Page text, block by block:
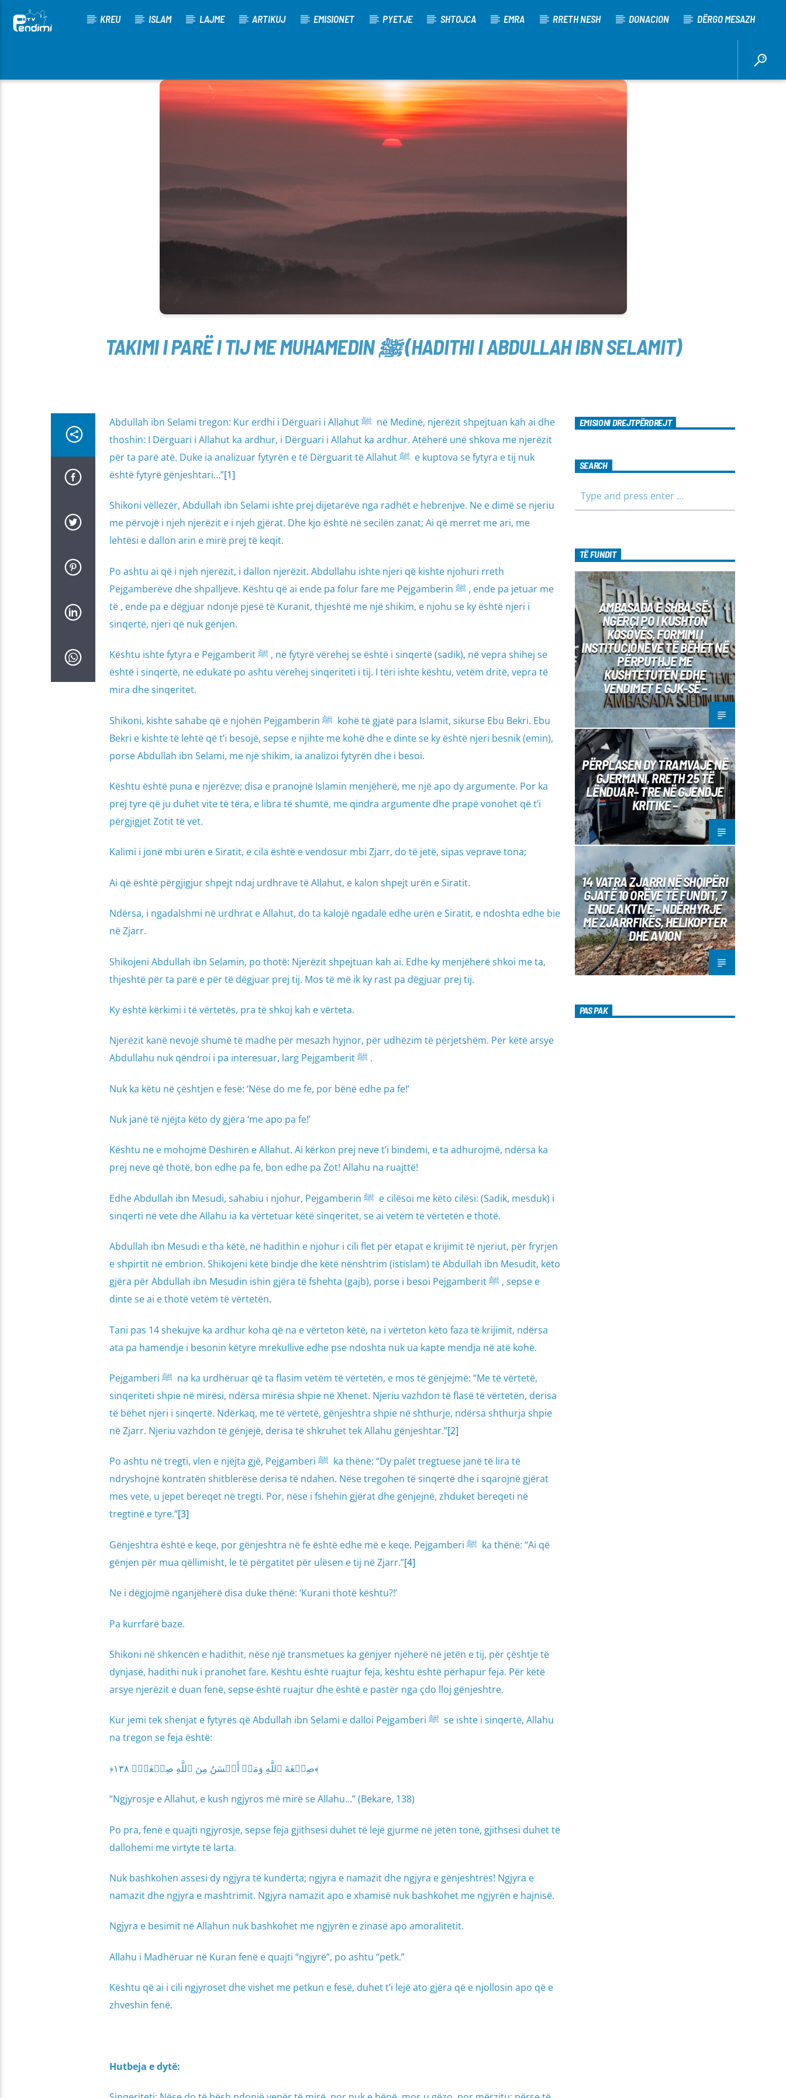
KREU ISLAM LAJME ARTIKUJ EMISIONET PYETJE SHTOJCA EMRA RRETH NESH DONACION DËRGO MESAZH
[There are no radio stations in the database]
TAKIMI I PARË I TIJ ME MUHAMEDIN ﷺ (HADITHI I ABDULLAH IBN SELAMIT)
Abdullah ibn Selami tregon: Kur erdhi i Dërguari i Allahut ﷺ në Medinë, njerëzit shpejtuan kah ai dhe
thoshin: I Dërguari i Allahut ka ardhur, i Dërguari i Allahut ka ardhur. Atëherë unë shkova me njerëzit
për ta parë atë. Duke ia analizuar fytyrën e të Dërguarit të Allahut ﷺ e kuptova se fytyra e tij nuk
është fytyrë gënjeshtari…”[1]
Shikoni vëllezër, Abdullah ibn Selami ishte prej dijetarëve nga radhët e hebrenjve. Ne e dimë se njeriu
me përvojë i njeh njerëzit e i njeh gjërat. Dhe kjo është në secilën zanat; Ai që merret me ari, me
lehtësi e dallon arin e mirë prej të keqit.
Po ashtu ai që i njeh njerëzit, i dallon njerëzit. Abdullahu ishte njeri që kishte njohuri rreth
Pejgamberëve dhe shpalljeve. Kështu që ai ende pa folur fare me Pejgamberin ﷺ , ende pa jetuar me
të , ende pa e dëgjuar ndonjë pjesë të Kuranit, thjeshtë me një shikim, e njohu se ky është njeri i
sinqertë, njeri që nuk gënjen.
Kështu ishte fytyra e Pejgamberit ﷺ , në fytyrë vërehej se është i sinqertë (sadik), në vepra shihej se
është i sinqertë, në edukatë po ashtu vërehej sinqeriteti i tij. I tëri ishte kështu, vetëm dritë, vepra të
mira dhe sinqeritet.
Shikoni, kishte sahabe që e njohën Pejgamberin ﷺ kohë të gjatë para Islamit, sikurse Ebu Bekri. Ebu
Bekri e kishte të lehtë që t’i besojë, sepse e njihte me kohë dhe e dinte se ky është njeri besnik (emin),
porse Abdullah ibn Selami, me një shikim, ia analizoi fytyrën dhe i besoi.
Kështu është puna e njerëzve; disa e pranojnë Islamin menjëherë, me një apo dy argumente. Por ka
prej tyre që ju duhet vite të tëra, e libra të shumtë, me qindra argumente dhe prapë vonohet që t’i
përgjigjet Zotit të vet.
Kalimi i jonë mbi urën e Siratit, e cila është e vendosur mbi Zjarr, do të jetë, sipas veprave tona;
Ai që është përgjigjur shpejt ndaj urdhrave të Allahut, e kalon shpejt urën e Siratit.
Ndërsa, i ngadalshmi në urdhrat e Allahut, do ta kalojë ngadalë edhe urën e Siratit, e ndoshta edhe bie
në Zjarr.
Shikojeni Abdullah ibn Selamin, po thotë: Njerëzit shpejtuan kah ai. Edhe ky menjëherë shkoi me ta,
thjeshtë për ta parë e për të dëgjuar prej tij. Mos të më ik ky rast pa dëgjuar prej tij.
Ky është kërkimi i të vërtetës, pra të shkoj kah e vërteta.
Njerëzit kanë nevojë shumë të madhe për mesazh hyjnor, për udhëzim të përjetshëm. Për këtë arsye
Abdullahu nuk qëndroi i pa interesuar, larg Pejgamberit ﷺ .
Nuk ka këtu në çështjen e fesë: ‘Nëse do me fe, por bënë edhe pa fe!’
Nuk janë të njëjta këto dy gjëra ‘me apo pa fe!’
Kështu ne e mohojmë Dëshirën e Allahut. Ai kërkon prej neve t’i bindemi, e ta adhurojmë, ndërsa ka
prej neve që thotë, bon edhe pa fe, bon edhe pa Zot! Allahu na ruajttë!
Edhe Abdullah ibn Mesudi, sahabiu i njohur, Pejgamberin ﷺ e cilësoi me këto cilësi: (Sadik, mesduk) i
sinqerti në vete dhe Allahu ia ka vërtetuar këtë sinqeritet, se ai vetëm të vërtetën e thotë.
Abdullah ibn Mesudi e tha këtë, në hadithin e njohur i cili flet për etapat e krijimit të njeriut, për fryrjen
e shpirtit në embrion. Shikojeni këtë bindje dhe këtë nënshtrim (istislam) të Abdullah ibn Mesudit, këto
gjëra për Abdullah ibn Mesudin ishin gjëra të fshehta (gajb), porse i besoi Pejgamberit ﷺ , sepse e
dinte se ai e thotë vetëm të vërtetën.
Tani pas 14 shekujve ka ardhur koha që na e vërteton këtë, na i vërteton këto faza të krijimit, ndërsa
ata pa hamendje i besonin këtyre mrekullive edhe pse ndoshta nuk ua kapte mendja në atë kohë.
Pejgamberi ﷺ na ka urdhëruar që ta flasim vetëm të vërtetën, e mos të gënjejmë: “Me të vërtetë,
sinqeriteti shpie në mirësi, ndërsa mirësia shpie në Xhenet. Njeriu vazhdon të flasë të vërtetën, derisa
të bëhet njeri i sinqertë. Ndërkaq, me të vërtetë, gënjeshtra shpie në shthurje, ndërsa shthurja shpie
në Zjarr. Njeriu vazhdon të gënjejë, derisa të shkruhet tek Allahu gënjeshtar.”[2]
Po ashtu në tregti, vlen e njëjta gjë, Pejgamberi ﷺ ka thënë: “Dy palët tregtuese janë të lira të
ndryshojnë kontratën shitblerëse derisa të ndahen. Nëse tregohen të sinqertë dhe i sqarojnë gjërat
mes vete, u jepet bereqet në tregti. Por, nëse i fshehin gjërat dhe gënjejnë, zhduket bereqeti në
tregtinë e tyre.”[3]
Gënjeshtra është e keqe, por gënjeshtra në fe është edhe më e keqe. Pejgamberi ﷺ ka thënë: “Ai që
gënjen për mua qëllimisht, le të përgatitet për ulësen e tij në Zjarr.”[4]
Ne i dëgjojmë nganjëherë disa duke thënë: ‘Kurani thotë kështu?!’
Pa kurrfarë baze.
Shikoni në shkencën e hadithit, nëse një transmetues ka gënjyer njëherë në jetën e tij, për çështje të
dynjasë, hadithi nuk i pranohet fare. Kështu është ruajtur feja, kështu është përhapur feja. Për këtë
arsye njerëzit e duan fenë, sepse është ruajtur dhe është e pastër nga çdo lloj gënjeshtre.
Kur jemi tek shenjat e fytyrës që Abdullah ibn Selami e dalloi Pejgamberi ﷺ se ishte i sinqertë, Allahu
na tregon se feja është:
﴿صِبۡغَةَ ٱللَّهِ وَمَنۡ أَحۡسَنُ مِنَ ٱللَّهِ صِبۡغَةٗۖ ١٣٨﴾
“Ngjyrosje e Allahut, e kush ngjyros më mirë se Allahu…” (Bekare, 138)
Po pra, fenë e quajti ngjyrosje, sepse feja gjithsesi duhet të lejë gjurmë në jetën tonë, gjithsesi duhet të
dallohemi me virtyte të larta.
Nuk bashkohen assesi dy ngjyra të kundërta; ngjyra e namazit dhe ngjyra e gënjeshtrës! Ngjyra e
namazit dhe ngjyra e mashtrimit. Ngjyra namazit apo e xhamisë nuk bashkohet me ngjyrën e hajnisë.
Ngjyra e besimit në Allahun nuk bashkohet me ngjyrën e zinasë apo amoralitetit.
Allahu i Madhëruar në Kuran fenë e quajti “ngjyrë”, po ashtu “petk.”
Kështu që ai i cili ngjyroset dhe vishet me petkun e fesë, duhet t’i lejë ato gjëra që e njollosin apo që e
zhveshin fenë.
Hutbeja e dytë:
EMISIONI DREJTPËRDREJT
SEARCH
TË FUNDIT
AMBASADA E SHBA-SË:
NGËRÇI PO I KUSHTON
KOSOVËS, FORMIMI I
INSTITUCIONEVE TË BËHET NË
PËRPUTHJE ME
KUSHTETUTËN EDHE
VENDIMET E GJK-SË –
PËRPLASEN DY TRAMVAJE NË
GJERMANI, RRETH 25 TË
LËNDUAR– TRE NË GJENDJE
KRITIKE –
14 VATRA ZJARRI NË SHQIPËRI
GJATË 10 ORËVE TË FUNDIT, 7
ENDE AKTIVE – NDËRHYRJE
ME ZJARRFIKËS, HELIKOPTER
DHE AVION
PAS PAK